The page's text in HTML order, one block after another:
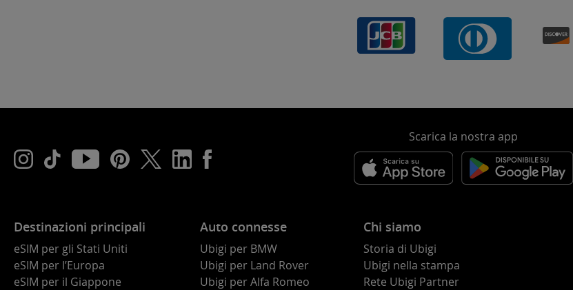
Scarica la nostra app
Destinazioni principali
eSIM per gli Stati Uniti
eSIM per l’Europa
eSIM per il Giappone
Auto connesse
Ubigi per BMW
Ubigi per Land Rover
Ubigi per Alfa Romeo
Chi siamo
Storia di Ubigi
Ubigi nella stampa
Rete Ubigi Partner